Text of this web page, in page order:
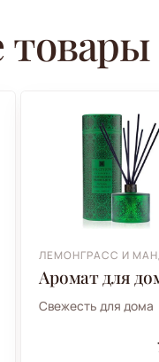
ЛЕМОНГРАСС И
Аромат для
Свежесть для дома